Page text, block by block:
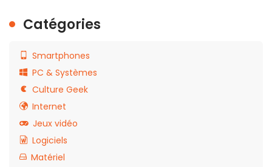
Catégories
Smartphones
PC & Systèmes
Culture Geek
Internet
Jeux vidéo
Logiciels
Matériel